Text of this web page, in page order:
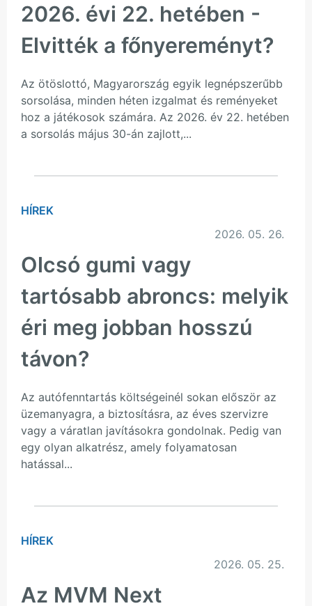
2026. évi 22. hetében -
Elvitték a főnyereményt?
Az ötöslottó, Magyarország egyik legnépszerűbb
sorsolása, minden héten izgalmat és reményeket
hoz a játékosok számára. Az 2026. év 22. hetében
a sorsolás május 30-án zajlott,...
HÍREK
2026. 05. 26.
Olcsó gumi vagy
tartósabb abroncs: melyik
éri meg jobban hosszú
távon?
Az autófenntartás költségeinél sokan először az
üzemanyagra, a biztosításra, az éves szervizre
vagy a váratlan javításokra gondolnak. Pedig van
egy olyan alkatrész, amely folyamatosan
hatással...
HÍREK
2026. 05. 25.
Az MVM Next